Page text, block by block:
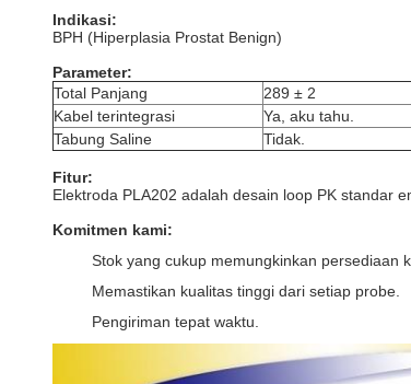
Indikasi:
BPH (Hiperplasia Prostat Benign)
Parameter:
Total Panjang
289 ± 2
Kabel terintegrasi
Ya, aku tahu.
Tabung Saline
Tidak.
Fitur:
Elektroda PLA202 adalah desain loop PK standar
Komitmen kami:
Stok yang cukup memungkinkan persediaan
Memastikan kualitas tinggi dari setiap probe.
Pengiriman tepat waktu.